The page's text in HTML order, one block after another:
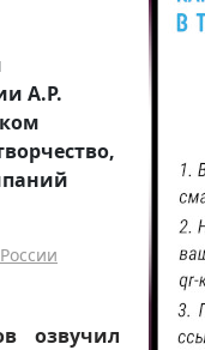
А.Р.
озвучил